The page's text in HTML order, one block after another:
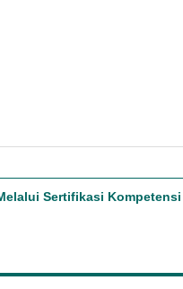
Sertifikasi